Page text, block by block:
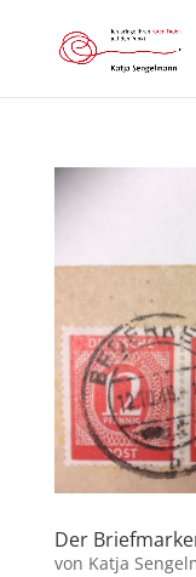
Der
von Katja